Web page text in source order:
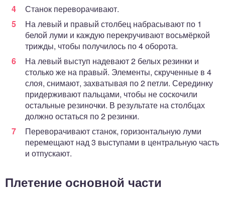
Станок переворачивают.
На левый и правый столбец набрасывают по 1
белой луми и каждую перекручивают восьмёркой
трижды, чтобы получилось по 4 оборота.
На левый выступ надевают 2 белых резинки и
столько же на правый. Элементы, скрученные в 4
слоя, снимают, захватывая по 2 петли. Серединку
придерживают пальцами, чтобы не соскочили
остальные резиночки. В результате на столбцах
должно остаться по 2 резинки.
Переворачивают станок, горизонтальную луми
перемещают над 3 выступами в центральную часть
и отпускают.
Плетение основной части